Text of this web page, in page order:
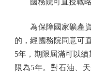
為保障國家礦產資
的，經國務院同意可
5年，期限屆滿可以
限為5年。對石油、